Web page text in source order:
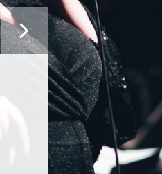

NOUS VOUS
L'art